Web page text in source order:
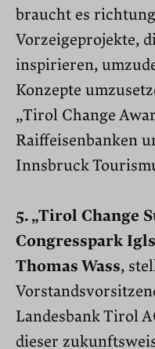
braucht es
Vorzeigeprojekte,
inspirieren,
Konzepte
„Tirol Change
Raiffeisenbanken
Innsbruck
5. „Tirol Change
Congresspark Igls
Thomas Wass,
Landesbank Tirol
dieser